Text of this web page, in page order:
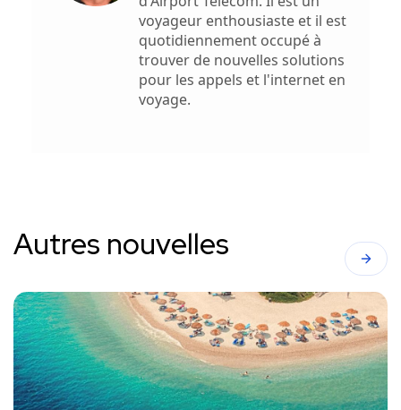
voyageur enthousiaste et il est
quotidiennement occupé à
trouver de nouvelles solutions
pour les appels et l'internet en
voyage.
Autres nouvelles